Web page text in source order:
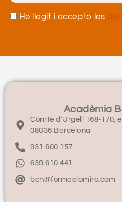
He llegit i accepto les
Acadèmia
Comte d'Urgell 168-170,
08036 Barcelona
931 600 157
639 610 441
bcn@formaciomiro.com